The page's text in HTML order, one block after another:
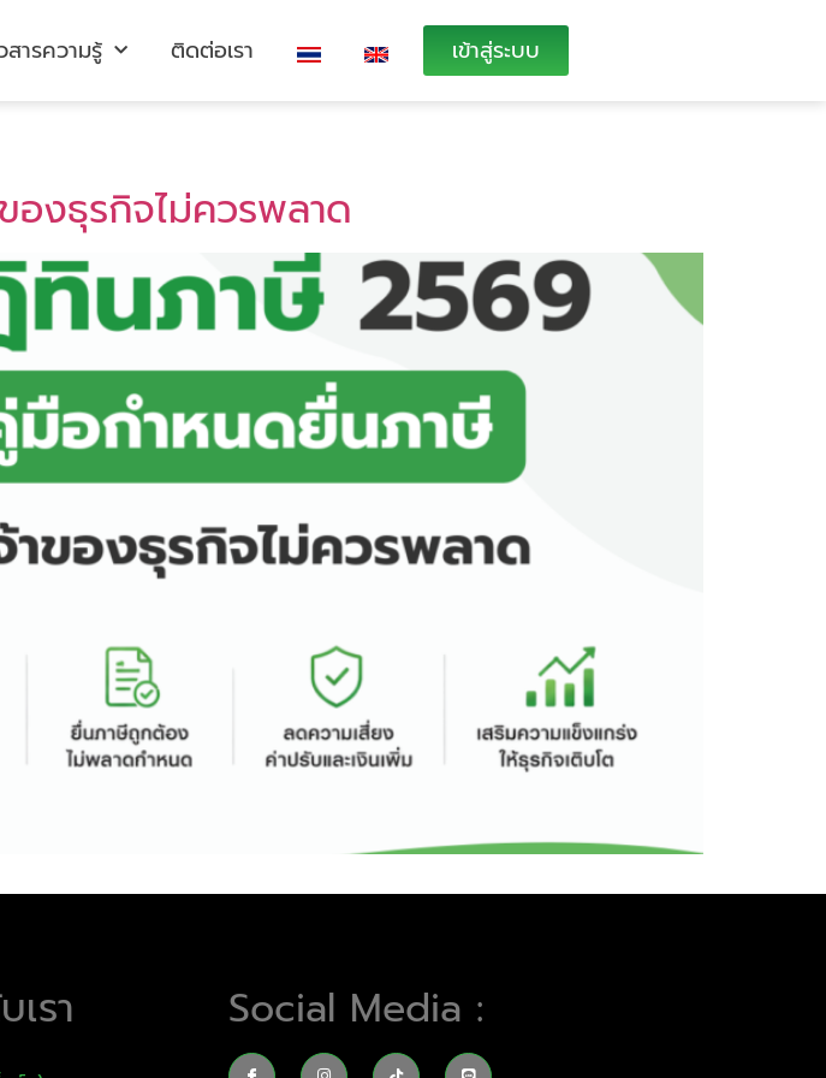
สารความรู้ ติดต่อเรา เข้าสู่ระบบ
งธุรกิจไม่ควรพลาด
เรา Social Media :